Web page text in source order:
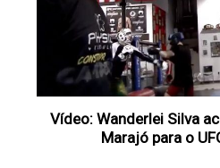
Vídeo: Wanderlei Silva
Marajó para o